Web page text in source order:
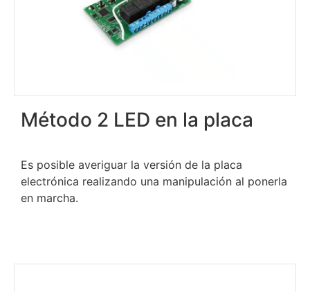
Método 2 LED en la placa
Es posible averiguar la versión de la placa
electrónica realizando una manipulación al ponerla
en marcha.